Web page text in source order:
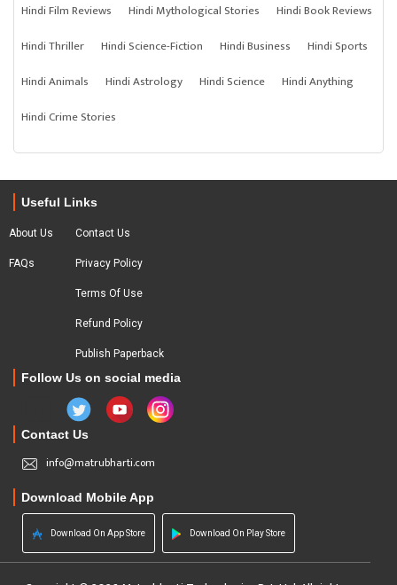
Hindi Film Reviews
Hindi Mythological Stories
Hindi Book Reviews
Hindi Thriller
Hindi Science-Fiction Hindi Business
Hindi Sports
Hindi Animals
Hindi Astrology Hindi Science
Hindi Anything
Hindi Crime Stories
Useful Links
About Us
FAQs
Contact Us
Privacy Policy
Terms Of Use
Refund Policy
Publish Paperback
Follow Us on social media
Contact Us
info@matrubharti.com
Download Mobile App
Download On App Store Download On Play Store